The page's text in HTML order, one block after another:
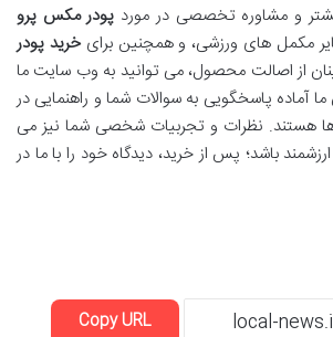
و مشاوره تخصصی در مورد پودر مکس پرو
مکمل های ورزشی، و همچنین برایخرید پودر
از اصالت محصول، می توانید به وب سایت ما
ما آماده پاسخگویی به سوالات شما و راهنمایی در
هستند. نظرات و تجربیات شخصی شما نیز می
ارزشمند باشد؛ پس از خرید، دیدگاه خود را با ما در
Copy URL